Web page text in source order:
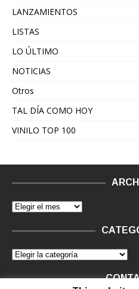
LANZAMIENTOS
LISTAS
LO ÚLTIMO
NOTICIAS
Otros
TAL DÍA COMO HOY
VINILO TOP 100